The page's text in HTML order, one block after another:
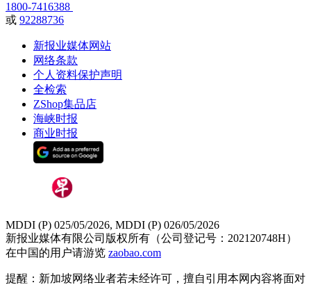
1800-7416388
或 92288736
新报业媒体网站
网络条款
个人资料保护声明
全检索
ZShop集品店
海峡时报
商业时报
MDDI (P) 025/05/2026, MDDI (P) 026/05/2026
新报业媒体有限公司版权所有（公司登记号：202120748H）
在中国的用户请游览 zaobao.com
提醒：新加坡网络业者若未经许可，擅自引用本网内容将面对